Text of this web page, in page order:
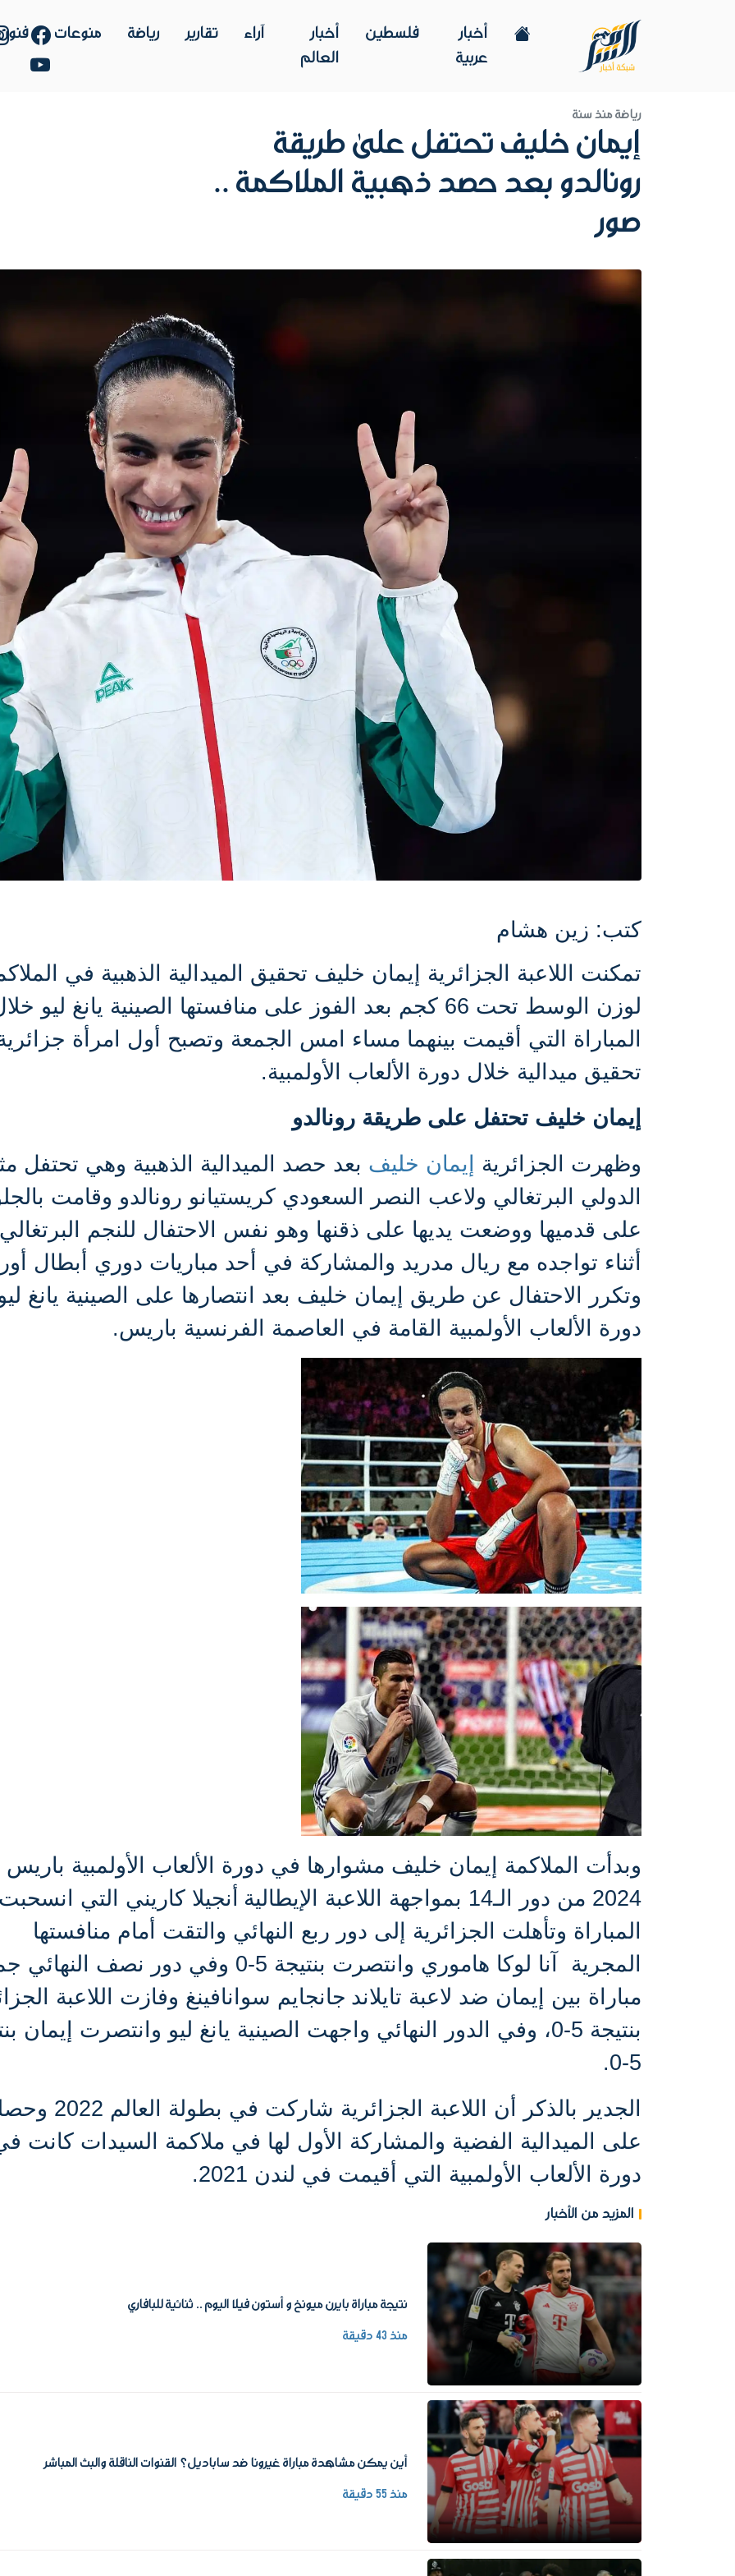
أخبار
عربية
فلسطين
أخبار
العالم
آراء تقارير رياضة منوعات
رياضةمنذ سنة
إيمان خليف تحتفل على طريقة
رونالدو بعد حصد ذهبية الملاكمة ..
صور
كتب: زين هشام
تمكنت اللاعبة الجزائرية إيمان خليف تحقيق الميدالية الذهبية في
لوزن الوسط تحت 66 كجم بعد الفوز على منافستها الصينية يانغ ليو
المباراة التي أقيمت بينهما مساء امس الجمعة وتصبح أول امرأة
تحقيق ميدالية خلال دورة الألعاب الأولمبية.
إيمان خليف تحتفل على طريقة رونالدو
وظهرت الجزائرية
إيمان خليف بعد حصد الميدالية الذهبية وهي تحتفل
الدولي البرتغالي ولاعب النصر السعودي كريستيانو رونالدو وقامت
على قدميها ووضعت يديها على ذقنها وهو نفس الاحتفال للنجم البرتغالي
أثناء تواجده مع ريال مدريد والمشاركة في أحد مباريات دوري أبطال
وتكرر الاحتفال عن طريق إيمان خليف بعد انتصارها على الصينية يانغ
دورة الألعاب الأولمبية القامة في العاصمة الفرنسية باريس.
وبدأت الملاكمة إيمان خليف مشوارها في دورة الألعاب الأولمبية باريس
2024 من دور الـ14 بمواجهة اللاعبة الإيطالية
أنجيلا كاريني التي
المباراة وتأهلت الجزائرية إلى دور ربع النهائي والتقت أمام منافستها
المجرية
آنا لوكا هاموري وانتصرت بنتيجة 5-0 وفي دور نصف
مباراة بين إيمان ضد لاعبة تايلاند جانجايم سوانافينغ وفازت اللاعبة
بنتيجة 5-0، وفي الدور النهائي واجهت الصينية يانغ ليو وانتصرت إيمان
5-0.
الجدير بالذكر أن اللاعبة الجزائرية
على الميدالية الفضية والمشاركة الأول لها في ملاكمة السيدات كانت
دورة الألعاب الأولمبية التي أقيمت في لندن 2021.
المزيد من الأخبار
نتيجة مباراة بايرن ميونخ و أستون فيلا اليوم .. ثنائية للبافاري
منذ 43 دقيقة
أين يمكن مشاهدة مباراة غيرونا ضد ساباديل؟ القنوات الناقلة والبث المباشر
منذ 55 دقيقة